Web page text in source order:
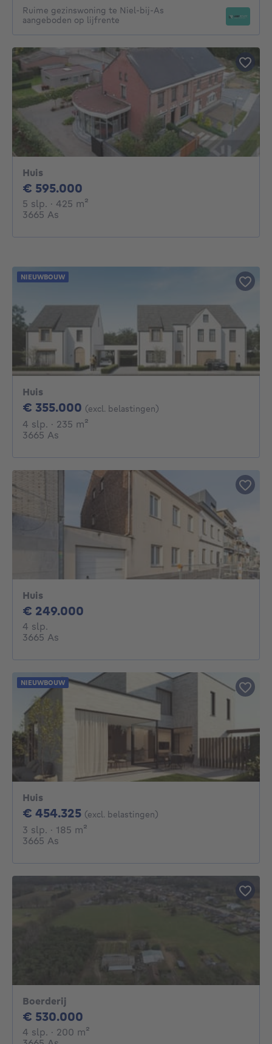
Ruime gezinswoning te Niel-bij-As
aangeboden op lijfrente
Huis
€ 595.000
5 slp. 5 slaapkamers
· 425 m²
3665 As
Huis
€ 355.000 355000€
(excl. belastingen)
4 slp. 4 slaapkamers
· 235 m²
3665 As
NIEUWBOUW
Huis
€ 249.000
4 slp.
3665 As
Huis
€ 454.325 454325€
(excl. belastingen)
3 slp. 3 slaapkamers
· 185 m²
3665 As
NIEUWBOUW
Boerderij
€ 530.000
4 slp. 4 slaapkamers
· 200 m²